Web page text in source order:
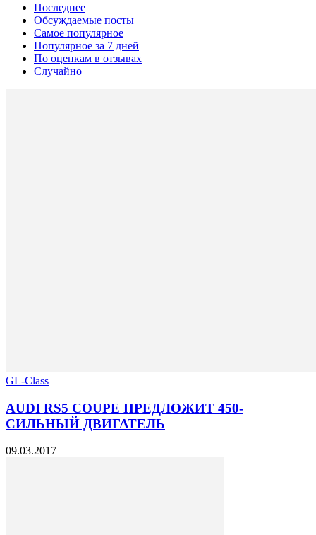
Последнее
Обсуждаемые посты
Самое популярное
Популярное за 7 дней
По оценкам в отзывах
Случайно
GL-Class
AUDI RS5 COUPE ПРЕДЛОЖИТ 450-
СИЛЬНЫЙ ДВИГАТЕЛЬ
09.03.2017